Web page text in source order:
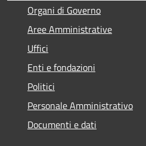
Organi di Governo
Aree Amministrative
Uffici
Enti e fondazioni
Politici
Personale Amministrativo
Documenti e dati